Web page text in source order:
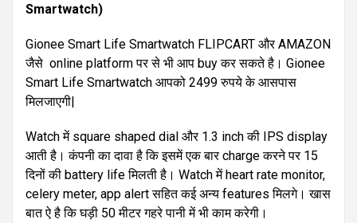
Smartwatch)
Gionee Smart Life Smartwatch FLIPCART और AMAZON
जैसे online platform पर से भी आप buy कर सकते है। Gionee
Smart Life Smartwatch आपको 2499 रुपये के आसपास
मिलजाएगी|
Watch में square shaped dial और 1.3 inch की IPS display
आती है। कंपनी का दावा है कि इसमें एक बार charge करने पर 15
दिनों की battery life मिलती है। Watch में heart rate monitor,
celery meter, app alert सहित कई अन्य features मिलगे। खास
बात ऐ है कि घड़ी 50 मीटर गहरे पानी में भी काम करेगी।